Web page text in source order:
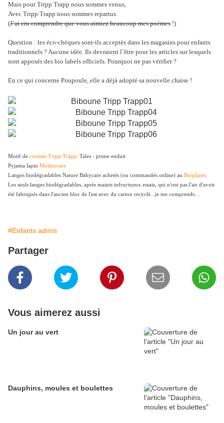
Mais pour Tripp Trapp nous sommes venus,
Avec Tripp Trapp nous sommes repartus.
(J’ai cru comprendre que vous aimiez beaucoup mes poèmes !)
Question : les éco-chèques sont-ils acceptés dans les magasins pour enfants
traditionnels ? Aucune idée. Ils devraient l’être pour les articles sur lesquels
sont apposés des bio labels officiels. Pourquoi ne pas vérifier ?
En ce qui concerne Poupoule, elle a déjà adopté sa nouvelle chaise !
Motif de coussin Tripp Trapp: Tales - prune enduit
Pyjama lapin Mothercare
Langes biodégradables Nature Babycare achetés (ou commandés online) au Bioplanet
Les seuls langes biodégradables, après maints infructueux essais, qui n'ont pas l'air d'avoir
été fabriqués dans l'ancien bloc de l'est avec du carton recyclé...je me comprends...
#Enfants admis
Partager
Vous aimerez aussi
Un jour au vert
Dauphins, moules et boulettes